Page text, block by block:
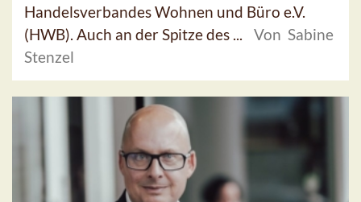
Handelsverbandes Wohnen und Büro e.V.
(HWB). Auch an der Spitze des ...
Von Sabine
Stenzel